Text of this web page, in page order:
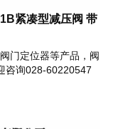
紧凑型减压阀 带
门定位器等产品，阀
咨询028-60220547